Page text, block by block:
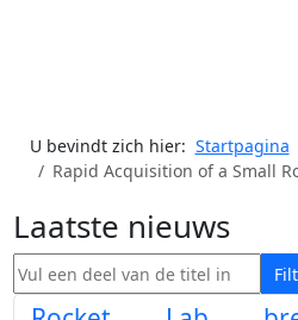
U bevindt zich hier: Startpagina
Rapid Acquisition of a Small
Laatste nieuws
Vul een deel van de titel in